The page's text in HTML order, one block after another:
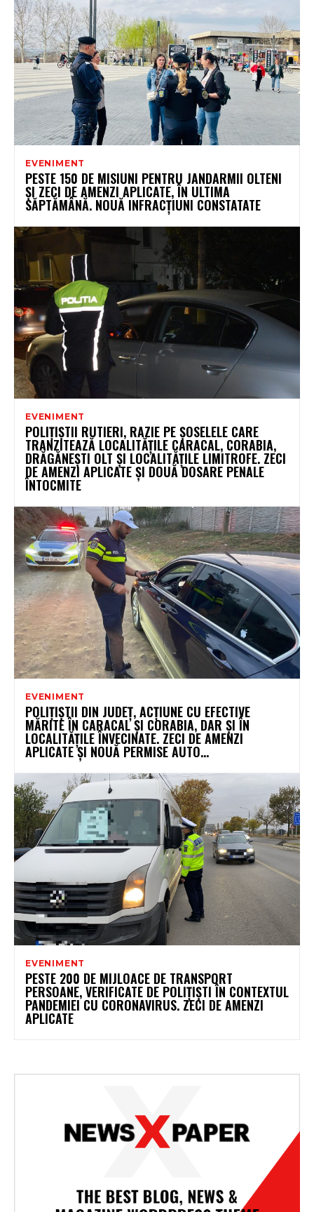
EVENIMENT
PESTE 150 DE MISIUNI PENTRU JANDARMII OLTENI
ȘI ZECI DE AMENZI APLICATE, ÎN ULTIMA
SĂPTĂMÂNĂ. NOUĂ INFRACȚIUNI CONSTATATE
EVENIMENT
POLIȚIȘTII RUTIERI, RAZIE PE ȘOSELELE CARE
TRANZITEAZĂ LOCALITĂȚILE CARACAL, CORABIA,
DRĂGĂNEȘTI OLT ȘI LOCALITĂȚILE LIMITROFE. ZECI
DE AMENZI APLICATE ȘI DOUĂ DOSARE PENALE
ÎNTOCMITE
EVENIMENT
POLIȚIȘTII DIN JUDEȚ, ACȚIUNE CU EFECTIVE
MĂRITE ÎN CARACAL ȘI CORABIA, DAR ȘI ÎN
LOCALITĂȚILE ÎNVECINATE. ZECI DE AMENZI
APLICATE ȘI NOUĂ PERMISE AUTO...
EVENIMENT
PESTE 200 DE MIJLOACE DE TRANSPORT
PERSOANE, VERIFICATE DE POLIȚIȘTI ÎN CONTEXTUL
PANDEMIEI CU CORONAVIRUS. ZECI DE AMENZI
APLICATE